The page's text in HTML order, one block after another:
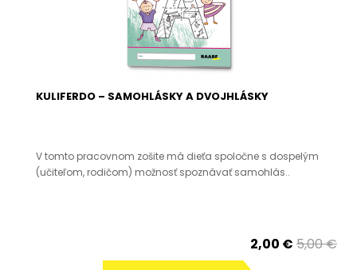
KULIFERDO – SAMOHLÁSKY A DVOJHLÁSKY
V tomto pracovnom zošite má dieťa spoločne s dospelým
(učiteľom, rodičom) možnosť spoznávať samohlás..
2,00 € 5,00 €